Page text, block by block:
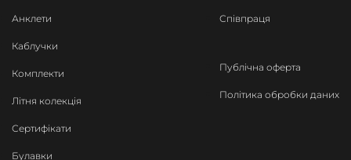
Анклети
Каблучки
Комплекти
Літня колекція
Сертифікати
Булавки
Співпраця
Публічна оферта
Політика обробки даних